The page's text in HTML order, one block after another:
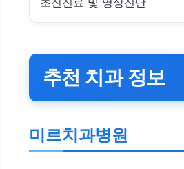
추천 치과 정보
미르치과병원